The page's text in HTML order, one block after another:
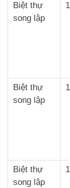
Biệt thự
song lập
Biệt thự
song lập
Biệt thự
song lập